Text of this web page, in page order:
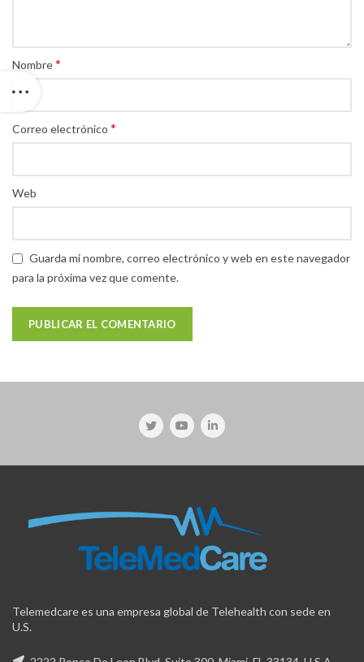
Nombre*
Correo electrónico *
Web
Guarda mi nombre, correo electrónico y web en este navegador
para la próxima vez que comente.
Telemedcare es una empresa global de Telehealth con sede en
U.S.